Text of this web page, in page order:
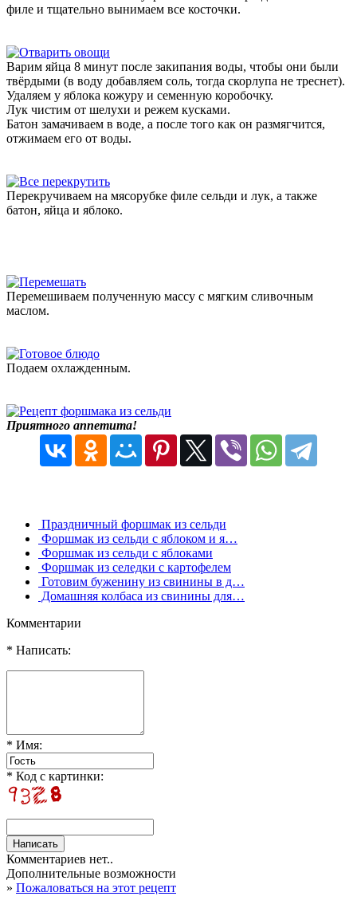
филе и тщательно вынимаем все косточки.
Варим яйца 8 минут после закипания воды, чтобы они были
твёрдыми (в воду добавляем соль, тогда скорлупа не треснет).
Удаляем у яблока кожуру и семенную коробочку.
Лук чистим от шелухи и режем кусками.
Батон замачиваем в воде, а после того как он размягчится,
отжимаем его от воды.
Перекручиваем на мясорубке филе сельди и лук, а также
батон, яйца и яблоко.
Перемешиваем полученную массу с мягким сливочным
маслом.
Подаем охлажденным.
Приятного аппетита!
Праздничный форшмак из сельди
Форшмак из сельди с яблоком и я…
Форшмак из сельди с яблоками
Форшмак из селедки с картофелем
Готовим буженину из свинины в д…
Домашняя колбаса из свинины для…
Комментарии
* Написать:
* Имя:
* Код с картинки:
Комментариев нет..
Дополнительные возможности
» Пожаловаться на этот рецепт